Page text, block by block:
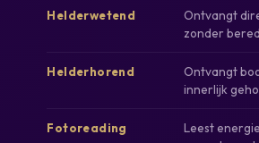
Helderwetend
Ontvangt
zonder
Helderhorend
Ontvangt
innerlijk
Fotoreading
Leest